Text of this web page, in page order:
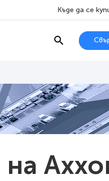
Къде да се